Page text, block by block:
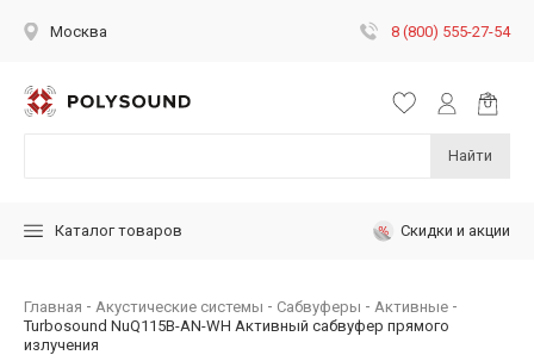
Москва 8 (800) 555-27-54
Найти
Каталог товаров Скидки и акции
Главная Акустические системы Сабвуферы
Активные
Turbosound NuQ115B-AN-WH Активный сабвуфер прямого
излучения